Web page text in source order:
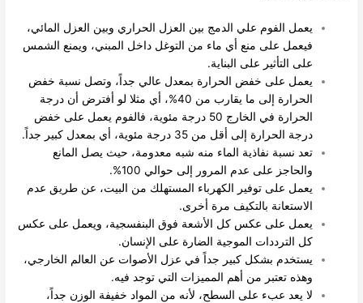
يعمل الفوم علي الدمج بين العزل الحراري وبين العزل المائي،
فيعمل على منع أي ماء من التوغل داخل المبني، ويمنع الشمس
على التأثير على البناية.
يعمل على خفض الحرارة بمعدل عالي جداً، وتصل نسبة خفض
الحرارة إلى ما يقارب من 40%، أي مثلا لو أفترض أن درجة
الحرارة في الخارج 50 درجة مئوية، فالفوم يعمل على خفض
درجة الحرارة إلى أقل من 35 درجة مئوية، أي بمعدل كبير جداً.
تعد نسبة نفاذية الماء منه شبه معدومة، حيث يصل المانع
والحاجز على عدم المرور إلى حوالي 100%.
يعمل على توفير الكهرباء المستهلك من البيت، عن طريق عدم
الاستعانة بالتكيف مرة أخرى.
يعمل على عكس كل الأشعة فوق البنفسجية، ويعمل على عكس
كل الترددات الموجية الضارة على الإنسان.
يستخدم بشكل كبير جداً في عزل الأصوات عن العالم الخارجي،
وهذه تعتبر من أهم المميزات التي توجد فيه.
لا يعد عبء على السطح، لأنه من المواد خفيفة الوزن جداً،